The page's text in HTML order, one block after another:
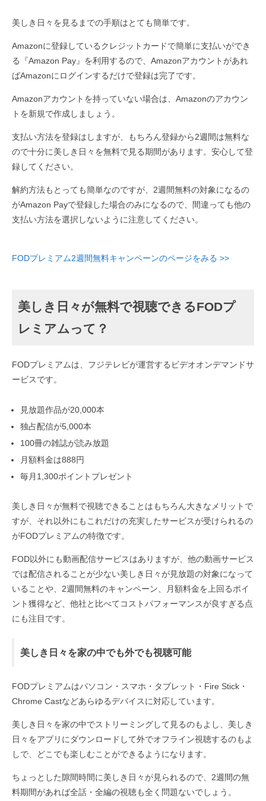
美しき日々を見るまでの手順はとても簡単です。
Amazonに登録しているクレジットカードで簡単に支払いができ
る『Amazon Pay』を利用するので、Amazonアカウントがあれ
ばAmazonにログインするだけで登録は完了です。
Amazonアカウントを持っていない場合は、Amazonのアカウン
トを新規で作成しましょう。
支払い方法を登録はしますが、もちろん登録から2週間は無料な
ので十分に美しき日々を無料で見る期間があります。安心して登
録してください。
解約方法もとっても簡単なのですが、2週間無料の対象になるの
がAmazon Payで登録した場合のみになるので、間違っても他の
支払い方法を選択しないように注意してください。
FODプレミアム2週間無料キャンペーンのページをみる >>
美しき日々が無料で視聴できるFODプ
レミアムって？
FODプレミアムは、フジテレビが運営するビデオオンデマンドサ
ービスです。
見放題作品が20,000本
独占配信が5,000本
100冊の雑誌が読み放題
月額料金は888円
毎月1,300ポイントプレゼント
美しき日々が無料で視聴できることはもちろん大きなメリットで
すが、それ以外にもこれだけの充実したサービスが受けられるの
がFODプレミアムの特徴です。
FOD以外にも動画配信サービスはありますが、他の動画サービス
では配信されることが少ない美しき日々が見放題の対象になって
いることや、2週間無料のキャンペーン、月額料金を上回るポイ
ント獲得など、他社と比べてコストパフォーマンスが良すぎる点
にも注目です。
美しき日々を家の中でも外でも視聴可能
FODプレミアムはパソコン・スマホ・タブレット・Fire Stick・
Chrome Castなどあらゆるデバイスに対応しています。
美しき日々を家の中でストリーミングして見るのもよし、美しき
日々をアプリにダウンロードして外でオフライン視聴するのもよ
しで、どこでも楽しむことができるようになります。
ちょっとした隙間時間に美しき日々が見られるので、2週間の無
料期間があれば全話・全編の視聴も全く問題ないでしょう。